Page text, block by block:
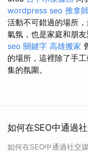
wordpress seo 推拿
活動不可錯過的場所
氣氛，也是家庭和朋
seo 關鍵字 高雄搬家
的場所，這裡除了手
集的氛圍。
如何在SEO中通過
如何在SEO中通過社交